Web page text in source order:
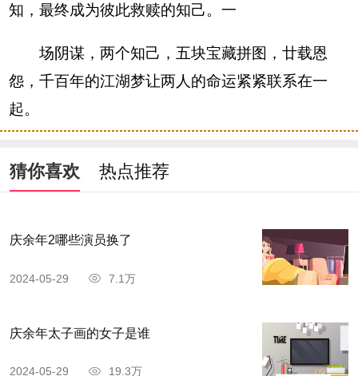
知，最终成为彼此救赎的知己。一
场阴谋，两个知己，五块宝藏拼图，廿载恩
怨，千百年的江湖梦让两人的命运紧紧联系在一
起。
猜你喜欢 热点推荐
庆余年2哪些演员换了
2024-05-29 7.1万
庆余年太子画的女子是谁
2024-05-29 19.3万